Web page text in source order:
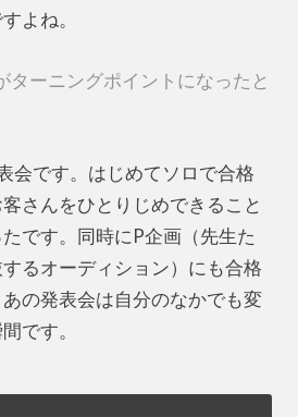
よね。
ーニングポイントになったと
会です。はじめてソロで合格
さんをひとりじめできること
です。同時にP企画（先生た
るオーディション）にも合格
の発表会は自分のなかでも変
です。